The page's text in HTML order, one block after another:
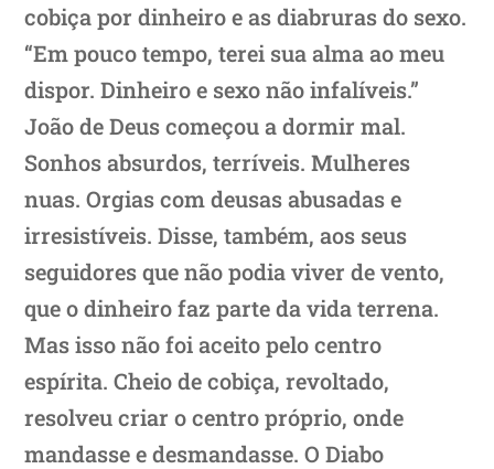
cobiça por dinheiro e as diabruras do sexo.
“Em pouco tempo, terei sua alma ao meu
dispor. Dinheiro e sexo não infalíveis.”
João de Deus começou a dormir mal.
Sonhos absurdos, terríveis. Mulheres
nuas. Orgias com deusas abusadas e
irresistíveis. Disse, também, aos seus
seguidores que não podia viver de vento,
que o dinheiro faz parte da vida terrena.
Mas isso não foi aceito pelo centro
espírita. Cheio de cobiça, revoltado,
resolveu criar o centro próprio, onde
mandasse e desmandasse. O Diabo